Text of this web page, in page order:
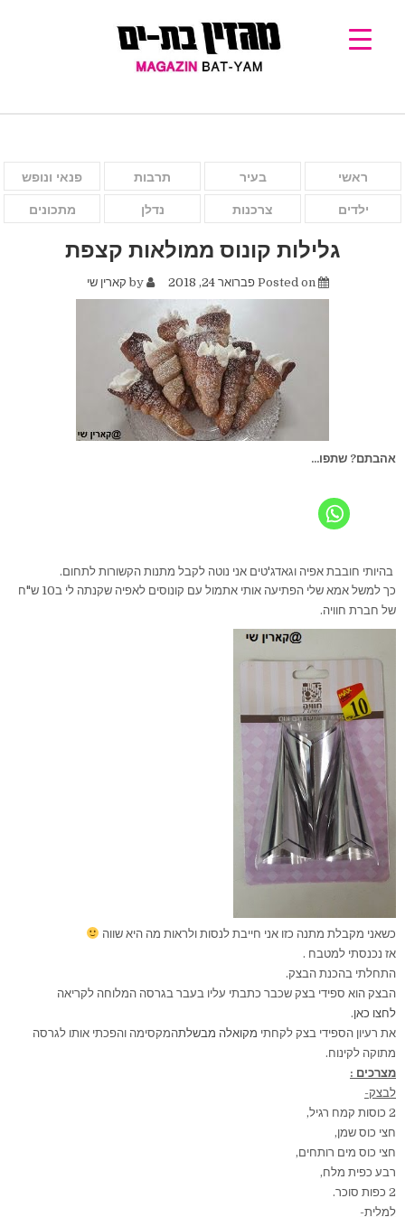
ראשי בעיר תרבות פנאי ונופש
ילדים צרכנות נדלן מתכונים
גלילות קונוס ממולאות קצפת
פברואר 24, 2018 קארין שי
אהבתם? שתפו...
בהיותי חובבת אפיה וגאדג'טים אני נוטה לקבל מתנות הקשורות לתחום.
כך למשל אמא שלי הפתיעה אותי אתמול עם קונוסים לאפיה שקנתה לי ב10 ש"ח
של חברת חוויה.
כשאני מקבלת מתנה כזו אני חייבת לנסות ולראות מה היא שווה
אז נכנסתי למטבח .
התחלתי בהכנת הבצק.
הבצק הוא ספידי בצק שכבר כתבתי עליו בעבר בגרסה המלוחה לקריאה
לחצו כאן.
את רעיון הספידי בצק לקחתי מקואלה מבשלתהמקסימה והפכתי אותו לגרסה
מתוקה לקינוח.
מצרכים :
לבצק-
2 כוסות קמח רגיל,
חצי כוס שמן,
חצי כוס מים רותחים,
רבע כפית מלח,
2 כפות סוכר.
למלית-